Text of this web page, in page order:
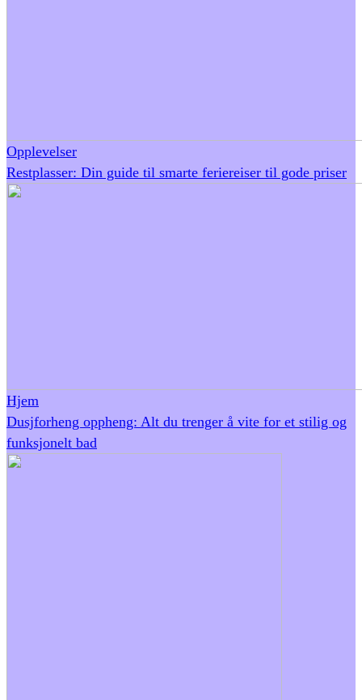
Opplevelser
Restplasser: Din guide til smarte feriereiser til gode priser
Hjem
Dusjforheng oppheng: Alt du trenger å vite for et stilig og
funksjonelt bad